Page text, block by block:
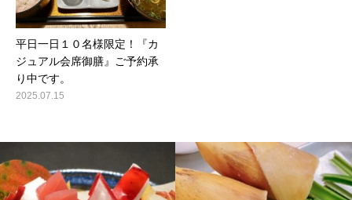
平日一日１０名様限定！『カ
ジュアル会席御膳』ご予約承
り中です。
2025.07.15